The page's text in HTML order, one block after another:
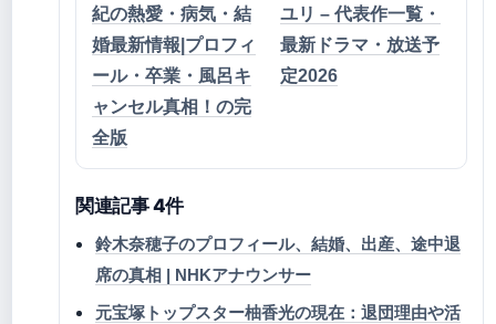
紀の熱愛・病気・結
婚最新情報|プロフィ
ール・卒業・風呂キ
ャンセル真相！の完
全版
ユリ – 代表作一覧・
最新ドラマ・放送予
定2026
関連記事 4件
鈴木奈穂子のプロフィール、結婚、出産、途中退
席の真相 | NHKアナウンサー
元宝塚トップスター柚香光の現在：退団理由や活